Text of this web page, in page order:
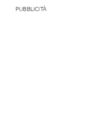
PUBBLICITÀ